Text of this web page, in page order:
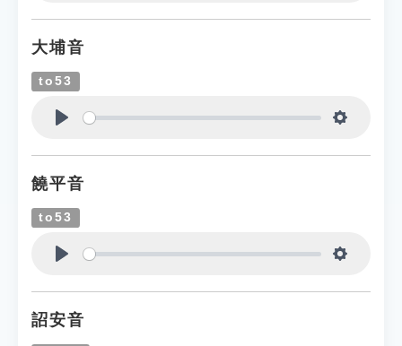
大埔音
to53
饒平音
to53
詔安音